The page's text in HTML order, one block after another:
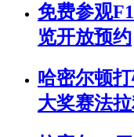
免费参观
览开放预约
哈密尔顿
大奖赛法